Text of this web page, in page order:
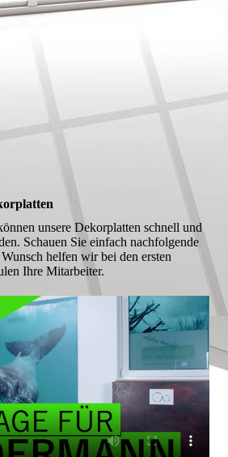
unsere Dekorplatten schnell und
Schauen Sie einfach nachfolgende
helfen wir bei den ersten
Ihre Mitarbeiter.